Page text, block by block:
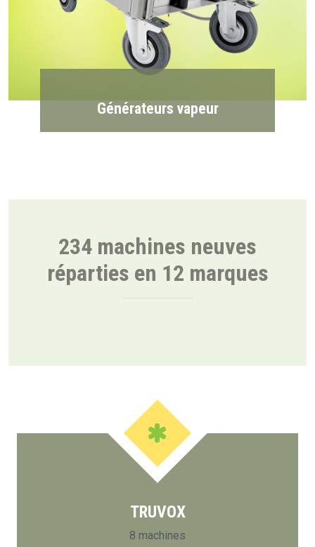
Générateurs vapeur
234 machines neuves
réparties en 12 marques
TRUVOX
8 machines